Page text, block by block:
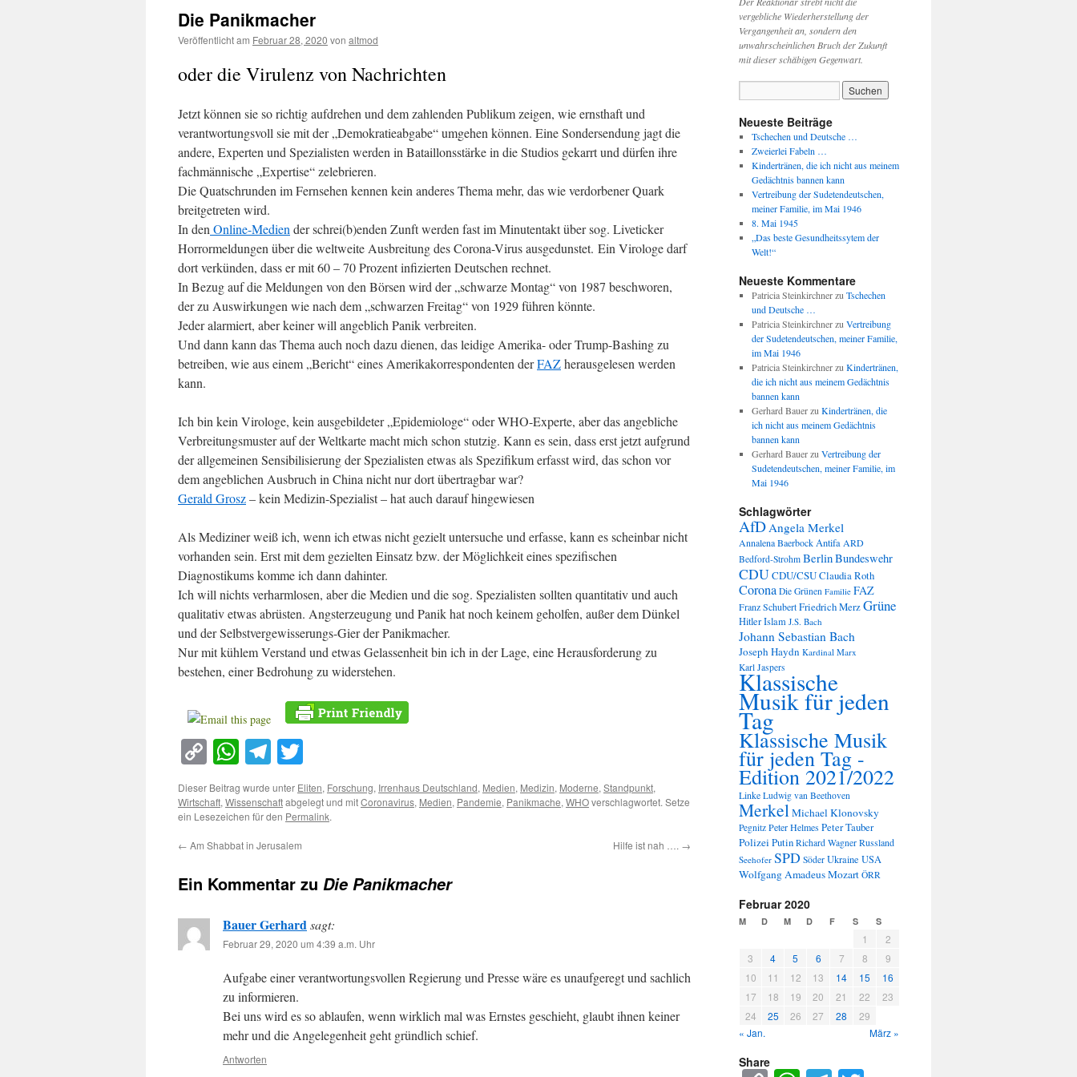
Die Panikmacher
Veröffentlicht am Februar 28, 2020 von altmod
oder die Virulenz von Nachrichten
Jetzt können sie so richtig aufdrehen und dem zahlenden Publikum zeigen, wie ernsthaft und
verantwortungsvoll sie mit der „Demokratieabgabe“ umgehen können. Eine Sondersendung jagt die
andere, Experten und Spezialisten werden in Bataillonsstärke in die Studios gekarrt und dürfen ihre
fachmännische „Expertise“ zelebrieren.
Die Quatschrunden im Fernsehen kennen kein anderes Thema mehr, das wie verdorbener Quark
breitgetreten wird.
In den Online-Medien der schrei(b)enden Zunft werden fast im Minutentakt über sog. Liveticker
Horrormeldungen über die weltweite Ausbreitung des Corona-Virus ausgedunstet. Ein Virologe darf
dort verkünden, dass er mit 60 – 70 Prozent infizierten Deutschen rechnet.
In Bezug auf die Meldungen von den Börsen wird der „schwarze Montag“ von 1987 beschworen,
der zu Auswirkungen wie nach dem „schwarzen Freitag“ von 1929 führen könnte.
Jeder alarmiert, aber keiner will angeblich Panik verbreiten.
Und dann kann das Thema auch noch dazu dienen, das leidige Amerika- oder Trump-Bashing zu
betreiben, wie aus einem „Bericht“ eines Amerikakorrespondenten derFAZherausgelesen werden
kann.
Ich bin kein Virologe, kein ausgebildeter „Epidemiologe“ oder WHO-Experte, aber das angebliche
Verbreitungsmuster auf der Weltkarte macht mich schon stutzig. Kann es sein, dass erst jetzt aufgrund
der allgemeinen Sensibilisierung der Spezialisten etwas als Spezifikum erfasst wird, das schon vor
dem angeblichen Ausbruch in China nicht nur dort übertragbar war?
Gerald Grosz– kein Medizin-Spezialist – hat auch darauf hingewiesen
Als Mediziner weiß ich, wenn ich etwas nicht gezielt untersuche und erfasse, kann es scheinbar nicht
vorhanden sein. Erst mit dem gezielten Einsatz bzw. der Möglichkeit eines spezifischen
Diagnostikums komme ich dann dahinter.
Ich will nichts verharmlosen, aber die Medien und die sog. Spezialisten sollten quantitativ und auch
qualitativ etwas abrüsten. Angsterzeugung und Panik hat noch keinem geholfen, außer dem Dünkel
und der Selbstvergewisserungs-Gier der Panikmacher.
Nur mit kühlem Verstand und etwas Gelassenheit bin ich in der Lage, eine Herausforderung zu
bestehen, einer Bedrohung zu widerstehen.
Copy
Link
WhatsApp
Telegram
Dieser Beitrag wurde unter Eliten, Forschung, Irrenhaus Deutschland, Medien, Medizin, Moderne,Standpunkt,
Wirtschaft,Wissenschaftabgelegt und mitCoronavirus, Medien, Pandemie, Panikmache,WHOverschlagwortet. Setze
ein Lesezeichen für den Permalink.
← Am Shabbat in Jerusalem Hilfe ist nah …. →
Ein Kommentar zu Die Panikmacher
Bauer Gerhardsagt:
Februar 29, 2020 um 4:39 a.m. Uhr
Aufgabe einer verantwortungsvollen Regierung und Presse wäre es unaufgeregt und sachlich
zu informieren.
Bei uns wird es so ablaufen, wenn wirklich mal was Ernstes geschieht, glaubt ihnen keiner
mehr und die Angelegenheit geht gründlich schief.
Antworten
vergebliche Wiederherstellung der
Vergangenheit an, sondern den
unwahrscheinlichen Bruch der Zukunft
mit dieser schäbigen Gegenwart.
Neueste Beiträge
Tschechen und Deutsche …
Zweierlei Fabeln …
Kindertränen, die ich nicht aus meinem
Gedächtnis bannen kann
Vertreibung der Sudetendeutschen,
meiner Familie, im Mai 1946
8. Mai 1945
„Das beste Gesundheitssytem der
Welt!“
Neueste Kommentare
Patricia Steinkirchnerzu Tschechen
und Deutsche …
Patricia Steinkirchnerzu Vertreibung
der Sudetendeutschen, meiner Familie,
im Mai 1946
Patricia Steinkirchnerzu Kindertränen,
die ich nicht aus meinem Gedächtnis
bannen kann
Gerhard Bauerzu Kindertränen, die
ich nicht aus meinem Gedächtnis
bannen kann
Gerhard Bauerzu Vertreibung der
Sudetendeutschen, meiner Familie, im
Mai 1946
Schlagwörter
AfDAngela Merkel
Annalena BaerbockAntifa ARD
Bedford-Strohm BerlinBundeswehr
CDUCDU/CSUClaudia Roth
Corona Die Grünen Familie FAZ
Franz SchubertFriedrich MerzGrüne
HitlerIslam J.S. Bach
Johann Sebastian Bach
Joseph Haydn Kardinal Marx
Karl Jaspers
Klassische
Musik für jeden
Tag
Klassische Musik
für jeden Tag -
Edition 2021/2022
Linke Ludwig van Beethoven
MerkelMichael Klonovsky
Pegnitz Peter HelmesPeter Tauber
PolizeiPutin Richard Wagner Russland
Seehofer SPD Söder Ukraine USA
Wolfgang Amadeus Mozart ÖRR
Februar 2020
M D M D F S S
1
2
3
4 5 6 7 8
9
10
11 12 13 14 15
16
17
18 19 20 21 22
23
24
25 26 27 28
29
« Jan.
März »
Share